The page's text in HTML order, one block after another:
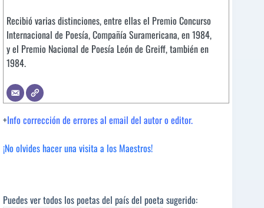
Recibió varias distinciones, entre ellas el Premio Concurso
Internacional de Poesía, Compañía Suramericana, en 1984,
y el Premio Nacional de Poesía León de Greiff, también en
1984.
+Info corrección de errores al email del autor o editor.
¡No olvides hacer una visita a los Maestros!
Puedes ver todos los poetas del país del poeta sugerido: